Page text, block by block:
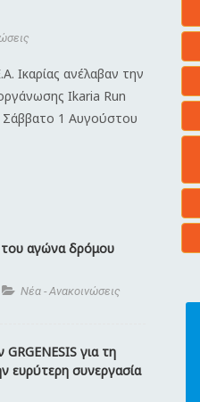
Ικαρίας ανέλαβαν την
Ikaria Run
1 Αυγούστου
του αγώνα δρόμου
Νέα - Ανακοινώσεις
για τη
ευρύτερη συνεργασία